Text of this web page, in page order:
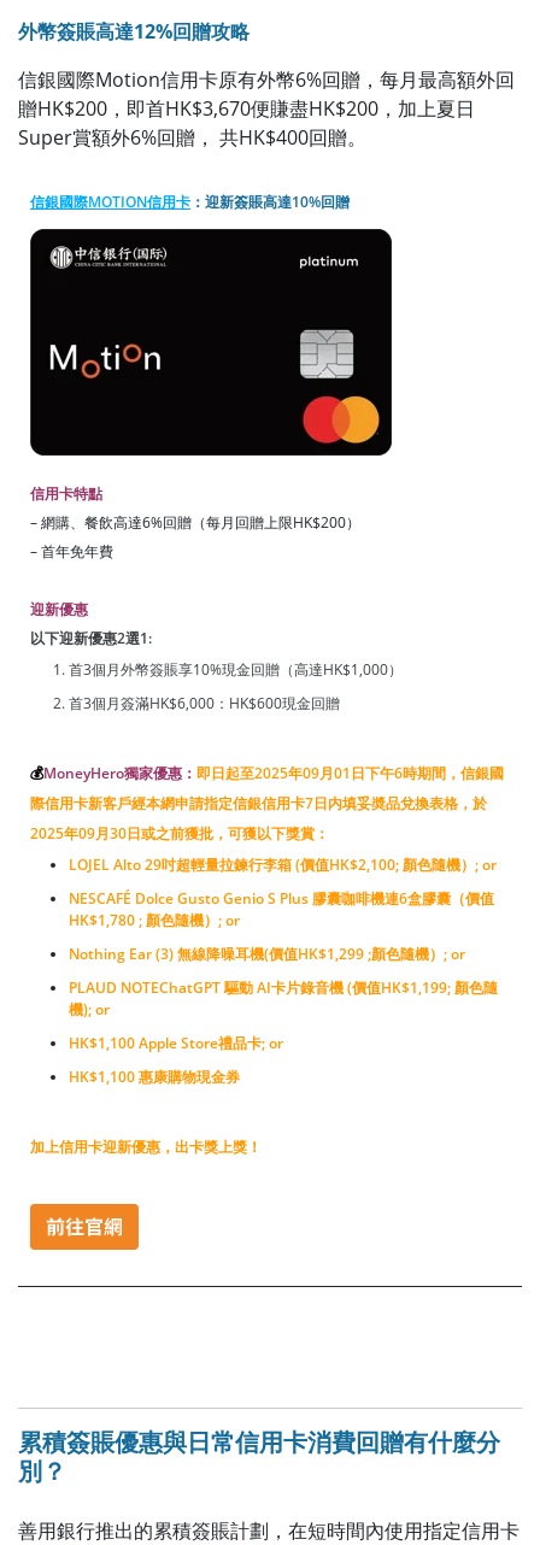
HK$1,780) 或
II 小型無線便攜
喇叭 (價值
HK$999) 或
Braun MultiFry
HF3000 (價值
HK$988) 或
HK$600 Apple
Store 禮品卡 或
小型無線便攜喇叭
(價值HK$999) 或
Braun MultiFry 3
空氣炸鍋 HF3000
Store 禮品卡 或
現金券 或 HK$600
現金回贈(直接存
外幣簽賬高達12%回贈攻略
信銀國際Motion信用卡原有外幣6%回贈，每月最高額外回
贈HK$200，即首HK$3,670便賺盡HK$200，加上夏日
Super賞額外6%回贈， 共HK$400回贈。
信銀國際MOTION信用卡 ：迎新簽賬高達10%回贈
信用卡特點
– 網購、餐飲高達6%回贈（每月回贈上限HK$200）
– 首年免年費
迎新優惠
以下迎新優惠2選1:
首3個月外幣簽賬享10%現金回贈（高達HK$1,000）
首3個月簽滿HK$6,000：HK$600現金回贈
💰MoneyHero獨家優惠： 即日起至2025年09月01日下午6時期間 ， 信銀國
際信用卡新客戶經本網申請指定信銀信用卡7日内填妥奬品兌換表格，於
2025年09月30日或之前獲批，可獲以下獎賞：
LOJEL Alto 29吋超輕量拉鍊行李箱 (價值HK$2,100; 顏色隨機）; or
NESCAFÉ Dolce Gusto Genio S Plus 膠囊咖啡機連6盒膠囊（價值
HK$1,780 ; 顏色隨機）; or
Nothing Ear (3) 無線降噪耳機(價值HK$1,299 ;顏色隨機）; or
PLAUD NOTEChatGPT 驅動 AI卡片錄音機 (價值HK$1,199; 顏色隨
機); or
HK$1,100 Apple Store禮品卡; or
HK$1,100 惠康購物現金券
加上信用卡迎新優惠，出卡獎上獎！
累積簽賬優惠與日常信用卡消費回贈有什麼分
別？
善用銀行推出的累積簽賬計劃，在短時間內使用指定信用卡